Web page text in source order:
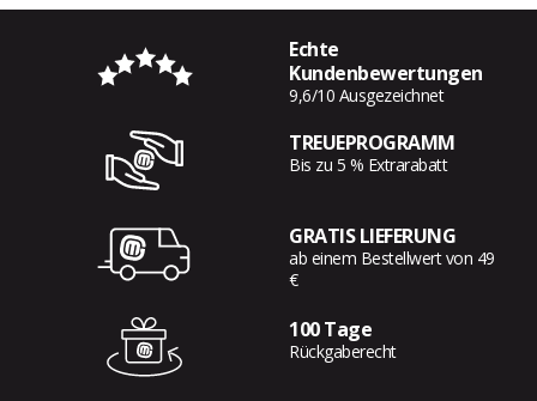
Echte
Kundenbewertungen
9,6/10 Ausgezeichnet
TREUEPROGRAMM
Bis zu 5 % Extrarabatt
GRATIS LIEFERUNG
ab einem Bestellwert von 49
€
100 Tage
Rückgaberecht